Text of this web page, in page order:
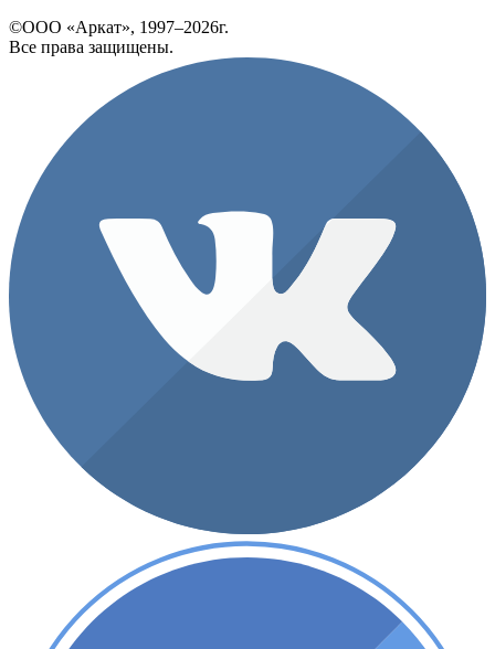
©ООО «Аркат», 1997–2026г.
Все права защищены.